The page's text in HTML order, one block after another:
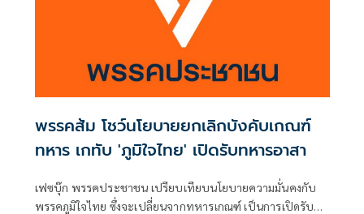
พรรคส้ม โชว์นโยบายยกเลิกบังคับเกณฑ์
ทหาร เกทับ 'ภูมิใจไทย' เปิดรับทหารอาสา
เฟซบุ๊ก พรรคประชาชน เปรียบเทียบนโยบายความมั่นคงกับ
พรรคภูมิใจไทย ซึ่งจะเปลี่ยนจากทหารเกณฑ์ เป็นการเปิดรับ